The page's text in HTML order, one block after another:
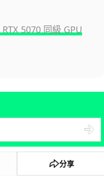
5070 同級 GPU
分享